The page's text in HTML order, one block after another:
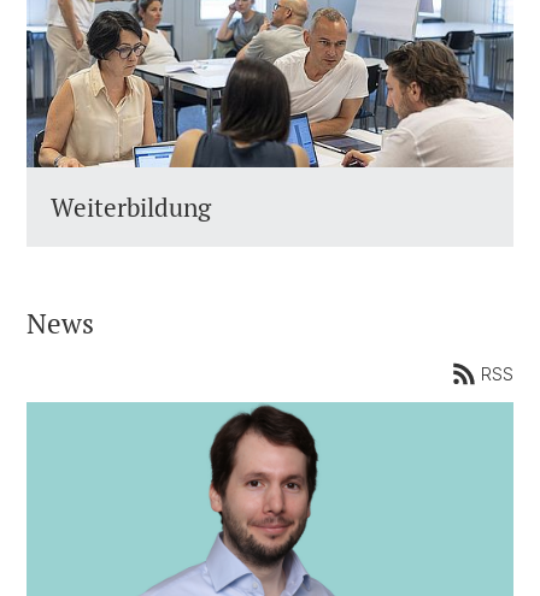
Weiterbildung
News
RSS